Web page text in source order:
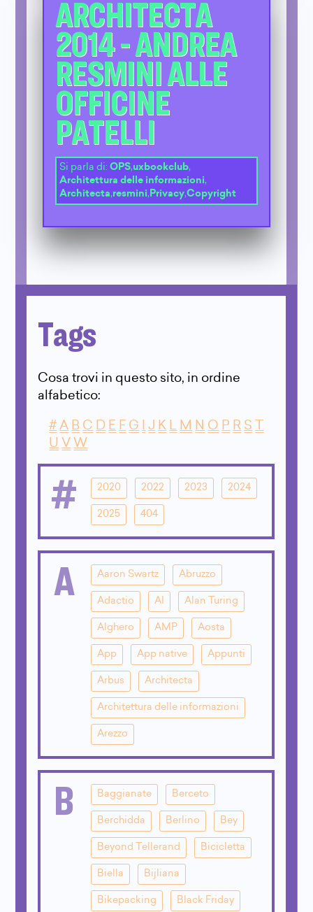
ARCHITECTA
2014 - ANDREA
RESMINI ALLE
OFFICINE
PATELLI
Si parla di: OPS,uxbookclub,
Architettura delle informazioni,
Architecta,resmini,Privacy,Copyright
Tags
Cosa trovi in questo sito, in ordine
alfabetico:
# A B C D E F G J K L M N O P R S
U V W
# 2020 2022 2023 2024
2025 404
A Aaron Swartz Abruzzo
Adactio AI Alan Turing
Alghero AMP Aosta
App App native Appunti
Arbus Architecta
Architettura delle informazioni
Arezzo
B Baggianate Berceto
Berchidda Berlino Bey
Beyond Tellerand Bicicletta
Biella Bijliana
Bikepacking Black Friday